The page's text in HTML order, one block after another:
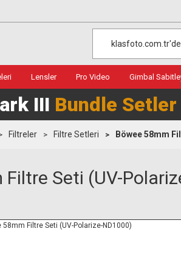
Lensler Pro Video Gimbal
III Bundle Setler
Filtreler Filtre Setleri Böwee 58mm
Filtre Seti (UV-